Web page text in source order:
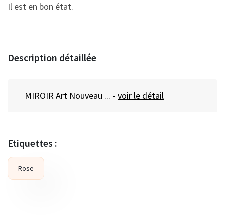
Il est en bon état.
Description détaillée
MIROIR Art Nouveau ... - voir le détail
Etiquettes :
Rose